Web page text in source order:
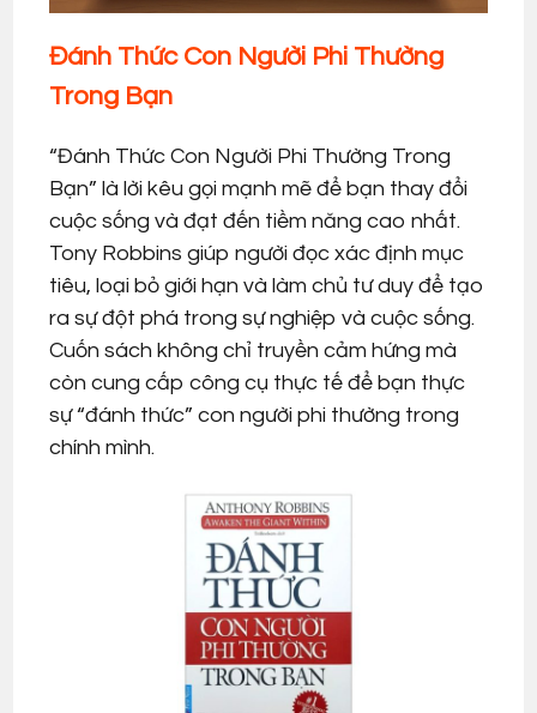
Đánh Thức Con Người Phi Thường
Trong Bạn
“Đánh Thức Con Người Phi Thường Trong
Bạn” là lời kêu gọi mạnh mẽ để bạn thay đổi
cuộc sống và đạt đến tiềm năng cao nhất.
Tony Robbins giúp người đọc xác định mục
tiêu, loại bỏ giới hạn và làm chủ tư duy để tạo
ra sự đột phá trong sự nghiệp và cuộc sống.
Cuốn sách không chỉ truyền cảm hứng mà
còn cung cấp công cụ thực tế để bạn thực
sự “đánh thức” con người phi thường trong
chính mình.